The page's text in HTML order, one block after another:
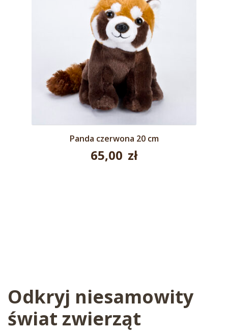
Panda czerwona 20 cm
65,00 zł
Odkryj niesamowity
świat zwierząt